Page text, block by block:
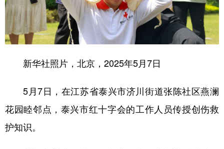
新华社照片，北京，2025年5月7日
5月7日，在江苏省泰兴市济川街道张陈社区燕澜
花园睦邻点，泰兴市红十字会的工作人员传授创伤救
护知识。